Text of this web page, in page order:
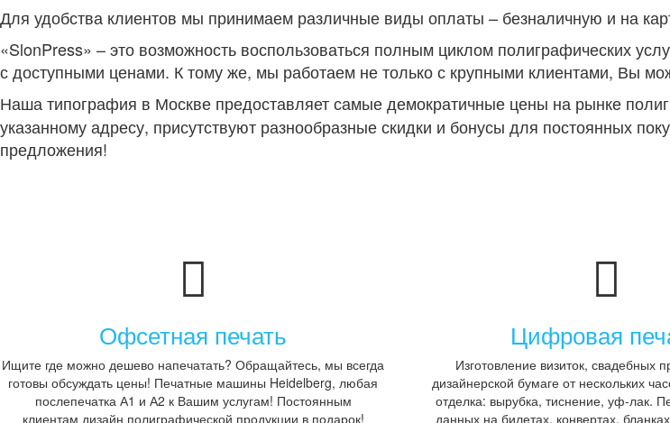
Для удобства клиентов мы принимаем различные виды оплаты – безналичную и на
«SlonPress» – это возможность воспользоваться полным циклом полиграфических
с доступными ценами. К тому же, мы работаем не только с крупными клиентами, Вы
Наша типография в Москве предоставляет самые демократичные цены на рынке
указанному адресу, присутствуют разнообразные скидки и бонусы для постоянных
предложения!
Офсетная печать
Ищите где можно дешево напечатать? Обращайтесь, мы всегда
готовы обсуждать цены! Печатные машины Heidelberg, любая
послепечатка А1 и А2 к Вашим услугам! Постоянным
клиентам дизайн полиграфической продукции в подарок!
Цифровая
Изготовление визиток, свадебных
дизайнерской бумаге от нескольких
отделка: вырубка, тиснение, уф-лак.
данных на билетах, конвертах,